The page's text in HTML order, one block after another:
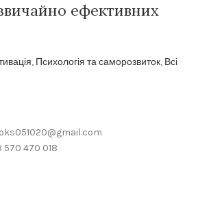
ефективних
, Психологія та саморозвиток, Всі
570 470 018